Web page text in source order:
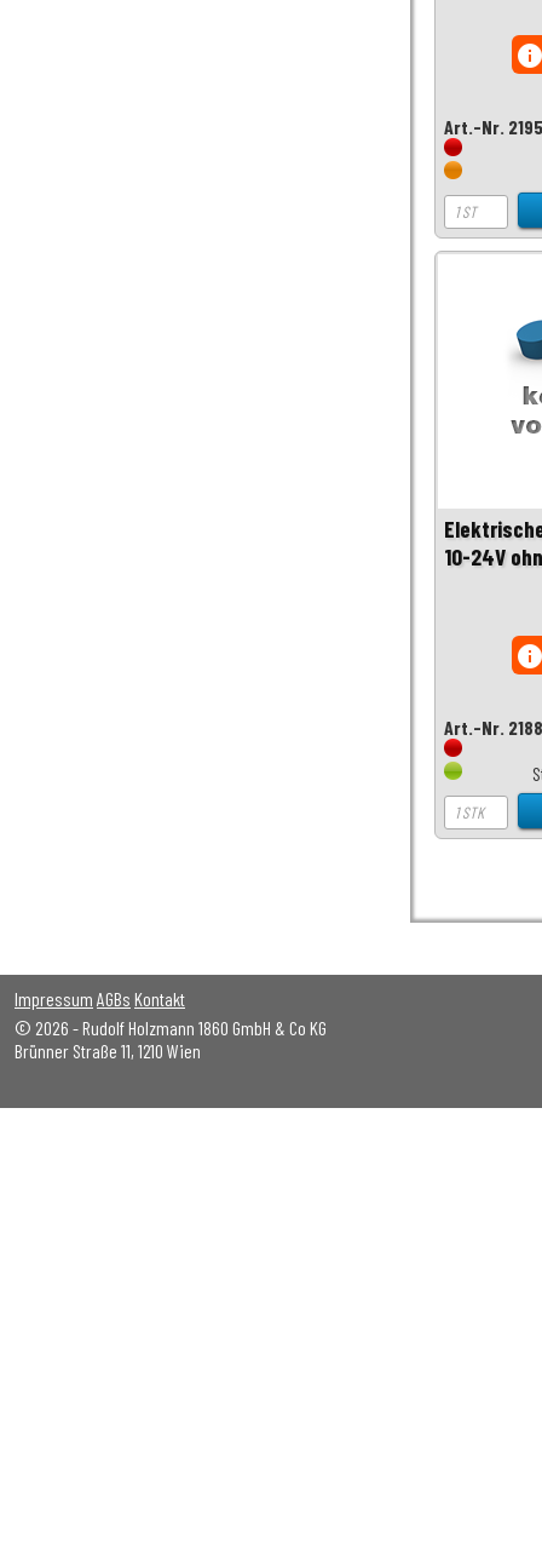
Art.-Nr.
10-24V
Art.-Nr.
Impressum AGBs Kontakt
© 2026 - Rudolf Holzmann 1860 GmbH & Co KG
Brünner Straße 11, 1210 Wien